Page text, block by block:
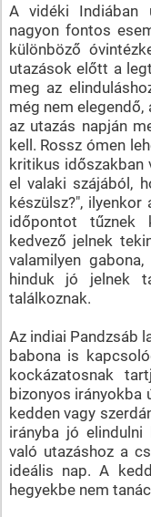
A vidéki Indiában
nagyon fontos
különböző
utazások előtt a
meg az
még nem elegendő,
az utazás napján
kell. Rossz ómen
kritikus időszakban
el valaki szájából,
készülsz?",
időpontot tűznek
kedvező jelnek
valamilyen
hinduk jó jelnek
találkoznak.
Az indiai Pandzsáb
babona is
kockázatosnak
bizonyos irányokba
kedden vagy
irányba jó
való utazáshoz a
ideális nap. A
hegyekbe nem